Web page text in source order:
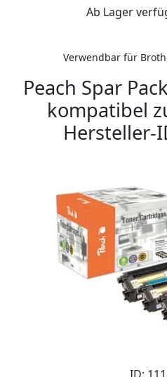
Ab Lager
Verwendbar für
Peach Spar
kompatibel
Hersteller-